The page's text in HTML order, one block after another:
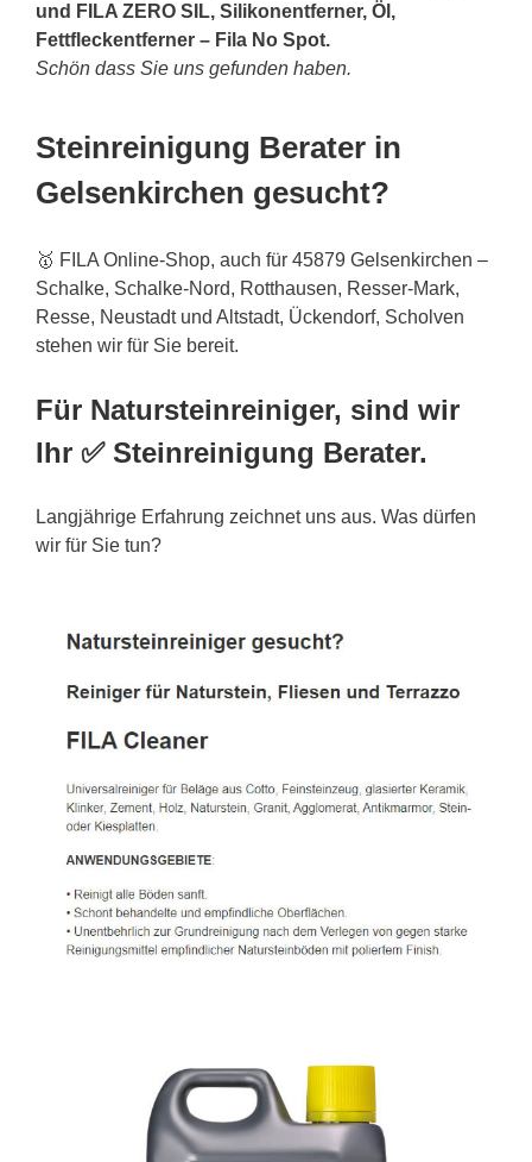
und FILA ZERO SIL, Silikonentferner, Öl,
Fettfleckentferner – Fila No Spot.
Schön dass Sie uns gefunden haben.
Steinreinigung Berater in
Gelsenkirchen gesucht?
🥇 FILA Online-Shop, auch für 45879 Gelsenkirchen –
Schalke, Schalke-Nord, Rotthausen, Resser-Mark,
Resse, Neustadt und Altstadt, Ückendorf, Scholven
stehen wir für Sie bereit.
Für Natursteinreiniger, sind wir
Ihr ✅ Steinreinigung Berater.
Langjährige Erfahrung zeichnet uns aus. Was dürfen
wir für Sie tun?